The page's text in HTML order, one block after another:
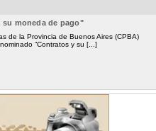
moneda de pago"
de la Provincia de Buenos Aires (CPBA)
“Contratos y su [...]